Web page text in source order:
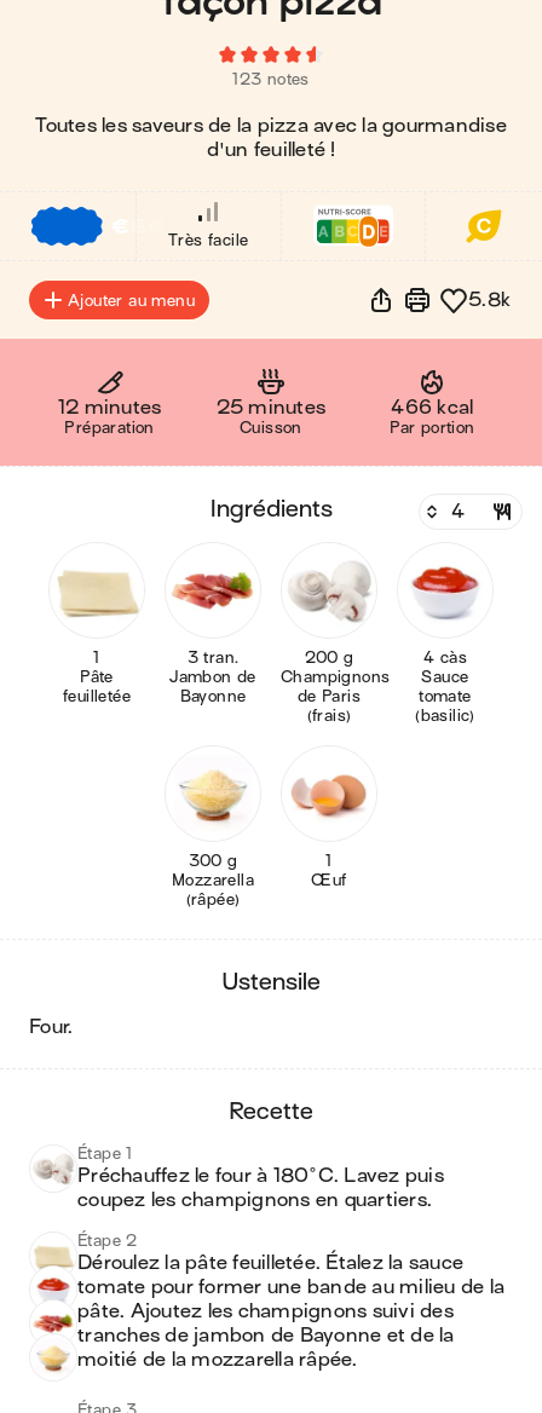
123 notes
Toutes les saveurs de la pizza avec la gourmandise
d'un feuilleté !
€
Très facile
Ajouter au menu 5.8k
12 minutes
Préparation
25 minutes
Cuisson
466 kcal
Par portion
ingrédients
1
Pâte
feuilletée
3 tran.
Jambon de
Bayonne
200 g
Champignons
de Paris
(frais)
4 càs
Sauce
tomate
(basilic)
300 g
Mozzarella
(râpée)
1
Œuf
ustensile
four.
recette
Étape 1
Préchauffez le four à 180°C. Lavez puis
coupez les champignons en quartiers.
Étape 2
Déroulez la pâte feuilletée. Étalez la sauce
tomate pour former une bande au milieu de la
pâte. Ajoutez les champignons suivi des
tranches de jambon de Bayonne et de la
moitié de la mozzarella râpée.